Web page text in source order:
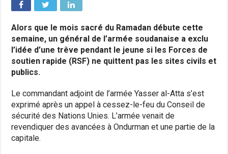
Alors que le mois sacré du Ramadan débute cette
semaine, un général de l’armée soudanaise a exclu
l’idée d’une trêve pendant le jeune si les Forces de
soutien rapide (RSF) ne quittent pas les sites civils et
publics.
Le commandant adjoint de l’armée Yasser al-Atta s’est
exprimé après un appel à cessez-le-feu du Conseil de
sécurité des Nations Unies. L’armée venait de
revendiquer des avancées à Ondurman et une partie de la
capitale.